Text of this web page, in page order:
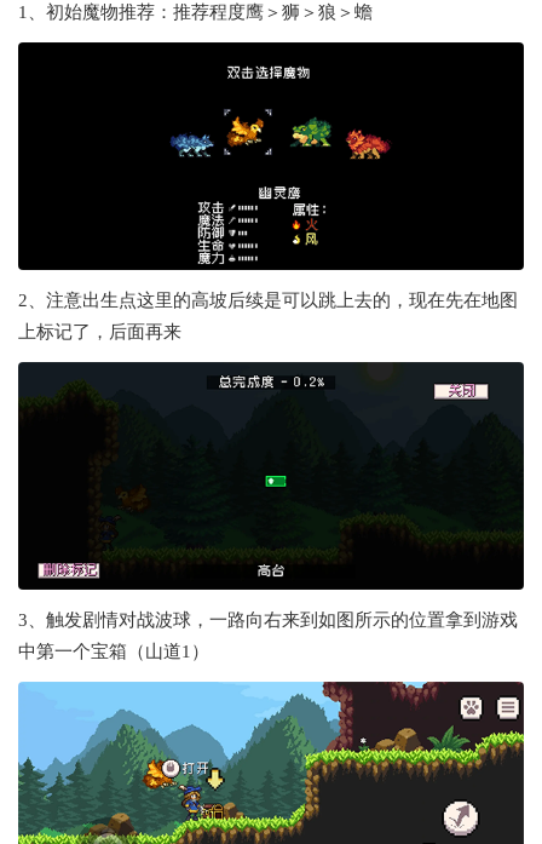
1、初始魔物推荐：推荐程度鹰＞狮＞狼＞蟾
2、注意出生点这里的高坡后续是可以跳上去的，现在先在地图
上标记了，后面再来
3、触发剧情对战波球，一路向右来到如图所示的位置拿到游戏
中第一个宝箱（山道1）